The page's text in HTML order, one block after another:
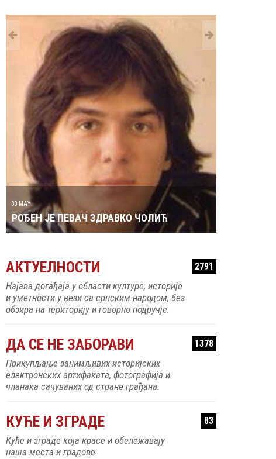
30 MAY
РОЂЕН ЈЕ ПЕВАЧ ЗДРАВКО ЧОЛИЋ
АКТУЕЛНОСТИ 2791
Најава догађаја у области културе, историје
и уметности у вези са српским народом, без
обзира на територију и говорно подручје.
ДА СЕ НЕ ЗАБОРАВИ 1378
Прикупљање занимљивих историјских
електронских артифаката, фотографија и
чланака сачуваних од стране грађана.
КУЋЕ И ЗГРАДЕ 83
Куће и зграде која красе и обележавају
наша места и градове